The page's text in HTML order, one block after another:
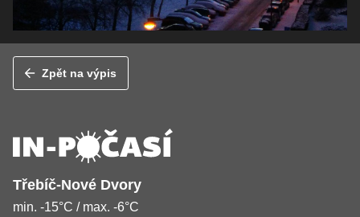
Zpět na výpis
Třebíč-Nové Dvory
min. -15°C / max. -6°C